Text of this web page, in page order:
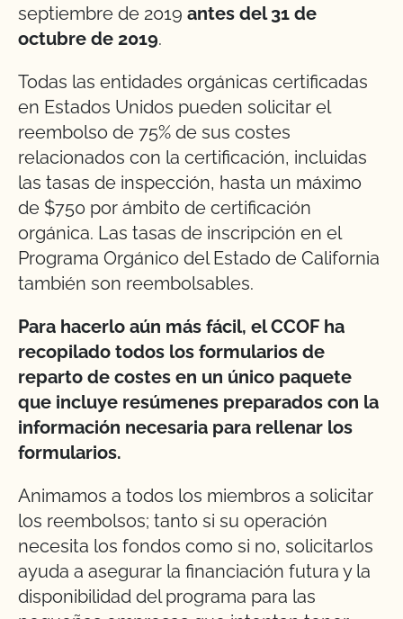
septiembre de 2019 antes del 31 de
octubre de 2019.
Todas las entidades orgánicas certificadas
en Estados Unidos pueden solicitar el
reembolso de 75% de sus costes
relacionados con la certificación, incluidas
las tasas de inspección, hasta un máximo
de $750 por ámbito de certificación
orgánica. Las tasas de inscripción en el
Programa Orgánico del Estado de California
también son reembolsables.
Para hacerlo aún más fácil, el CCOF ha
recopilado todos los formularios de
reparto de costes en un único paquete
que incluye resúmenes preparados con la
información necesaria para rellenar los
formularios.
Animamos a todos los miembros a solicitar
los reembolsos; tanto si su operación
necesita los fondos como si no, solicitarlos
ayuda a asegurar la financiación futura y la
disponibilidad del programa para las